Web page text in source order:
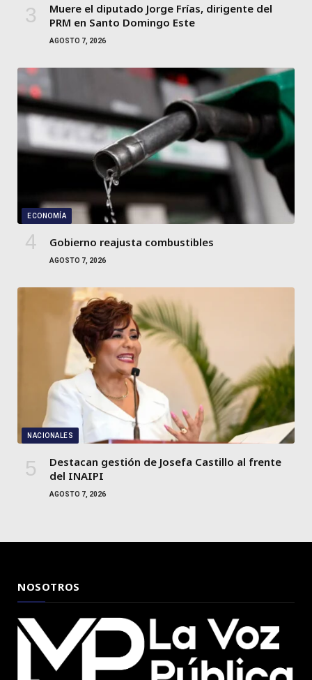
Muere el diputado Jorge Frías, dirigente del
PRM en Santo Domingo Este
AGOSTO 7, 2026
ECONOMÍA
Gobierno reajusta combustibles
AGOSTO 7, 2026
NACIONALES
Destacan gestión de Josefa Castillo al frente
del INAIPI
AGOSTO 7, 2026
NOSOTROS